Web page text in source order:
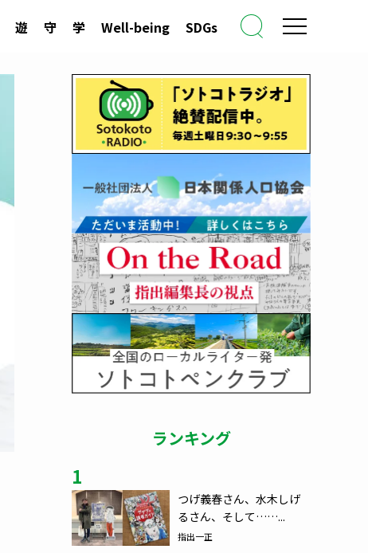
遊 守 学 Well-being SDGs
ランキング
1
つげ義春さん、水木しげ
るさん、そして……...
指出一正